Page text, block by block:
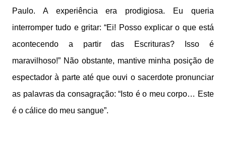
Paulo. A experiência era prodigiosa. Eu queria
interromper tudo e gritar: “Ei! Posso explicar o que está
acontecendo a partir das Escrituras? Isso é
maravilhoso!” Não obstante, mantive minha posição de
espectador à parte até que ouvi o sacerdote pronunciar
as palavras da consagração: “Isto é o meu corpo… Este
é o cálice do meu sangue”.